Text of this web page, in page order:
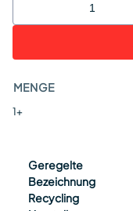
MENGE
1+
Geregelte
Bezeichnung
Recycling